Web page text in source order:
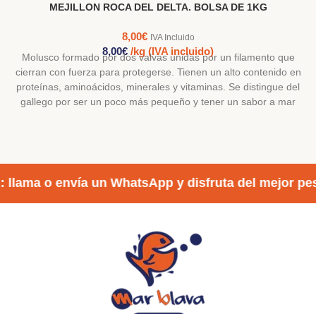
MEJILLON ROCA DEL DELTA. BOLSA DE 1KG
8,00€ IVA Incluido
8,00€ /kg (IVA incluido)
Molusco formado por dos valvas unidas por un filamento que
cierran con fuerza para protegerse. Tienen un alto contenido en
proteínas, aminoácidos, minerales y vitaminas. Se distingue del
gallego por ser un poco más pequeño y tener un sabor a mar
o envía un WhatsApp y disfruta del mejor